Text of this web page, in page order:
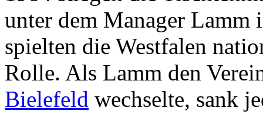
unter dem Manager Lamm
spielten die Westfalen
Rolle. Als Lamm den
Bielefeld wechselte, sank